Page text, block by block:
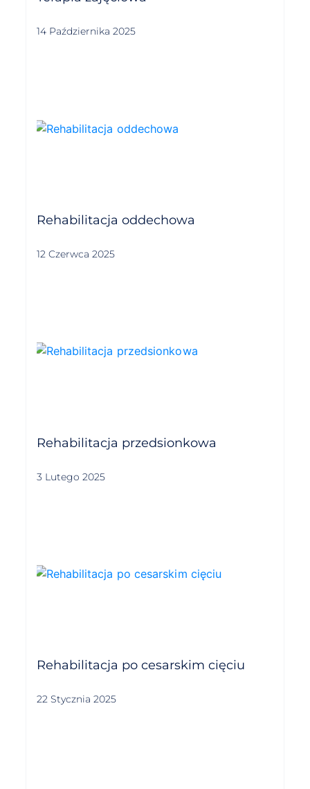
14 Października 2025
Rehabilitacja oddechowa
12 Czerwca 2025
Rehabilitacja przedsionkowa
3 Lutego 2025
Rehabilitacja po cesarskim cięciu
22 Stycznia 2025